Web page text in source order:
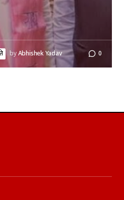
byAbhishek Yadav 0